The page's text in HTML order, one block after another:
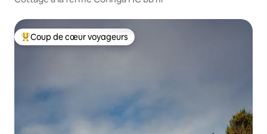
Coups de cœur voyageurs les plus appréciés
Coup de cœur voyageurs